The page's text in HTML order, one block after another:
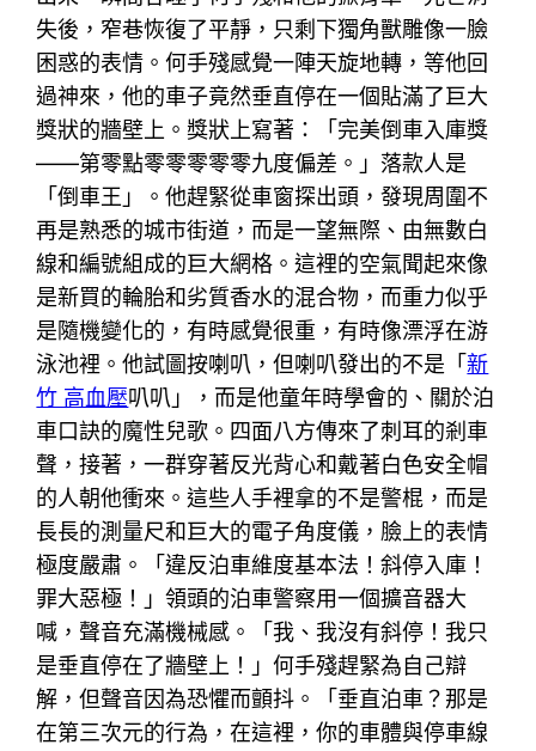
失後，窄巷恢復了平靜，只剩下獨角獸雕像一臉
困惑的表情。何手殘感覺一陣天旋地轉，等他回
過神來，他的車子竟然垂直停在一個貼滿了巨大
獎狀的牆壁上。獎狀上寫著：「完美倒車入庫獎
——第零點零零零零零九度偏差。」落款人是
「倒車王」。他趕緊從車窗探出頭，發現周圍不
再是熟悉的城市街道，而是一望無際、由無數白
線和編號組成的巨大網格。這裡的空氣聞起來像
是新買的輪胎和劣質香水的混合物，而重力似乎
是隨機變化的，有時感覺很重，有時像漂浮在游
泳池裡。他試圖按喇叭，但喇叭發出的不是「新
竹 高血壓叭叭」，而是他童年時學會的、關於泊
車口訣的魔性兒歌。四面八方傳來了刺耳的剎車
聲，接著，一群穿著反光背心和戴著白色安全帽
的人朝他衝來。這些人手裡拿的不是警棍，而是
長長的測量尺和巨大的電子角度儀，臉上的表情
極度嚴肅。「違反泊車維度基本法！斜停入庫！
罪大惡極！」領頭的泊車警察用一個擴音器大
喊，聲音充滿機械感。「我、我沒有斜停！我只
是垂直停在了牆壁上！」何手殘趕緊為自己辯
解，但聲音因為恐懼而顫抖。「垂直泊車？那是
在第三次元的行為，在這裡，你的車體與停車線